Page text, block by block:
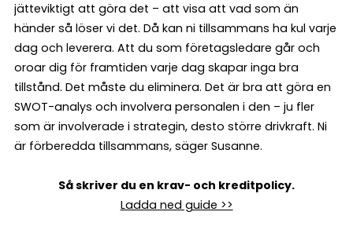
jätteviktigt att göra det – att visa att vad som än
händer så löser vi det. Då kan ni tillsammans ha kul varje
dag och leverera. Att du som företagsledare går och
oroar dig för framtiden varje dag skapar inga bra
tillstånd. Det måste du eliminera. Det är bra att göra en
SWOT-analys och involvera personalen i den – ju fler
som är involverade i strategin, desto större drivkraft. Ni
är förberedda tillsammans, säger Susanne.
Så skriver du en krav- och kreditpolicy.
Ladda ned guide >>